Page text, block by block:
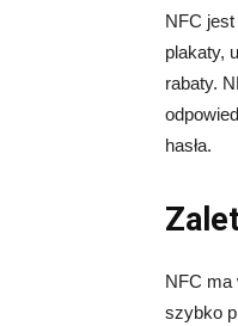
NFC
plakaty,
rabaty.
hasła.
NFC ma
szybko